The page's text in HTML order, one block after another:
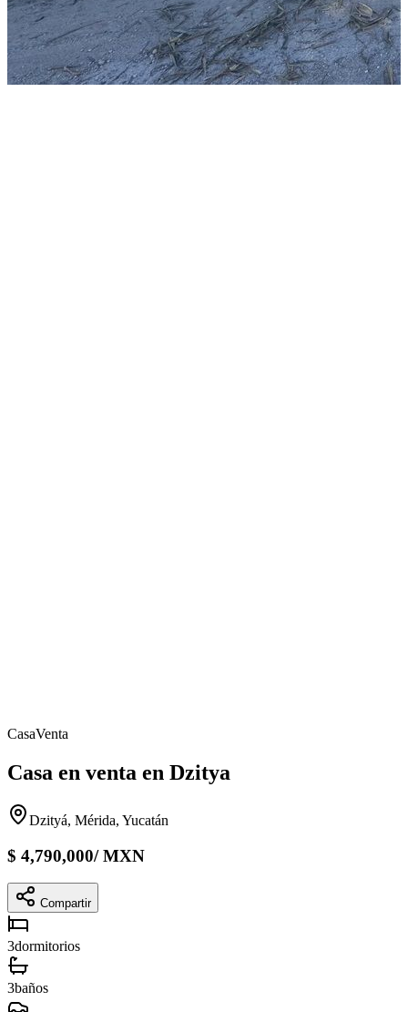
CasaVenta
Casa en venta en Dzitya
Dzityá, Mérida, Yucatán
$ 4,790,000/MXN
Compartir
3dormitorios
3baños